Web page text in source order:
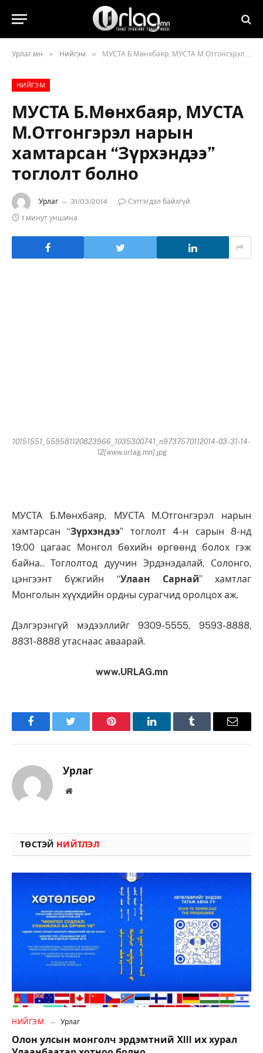
Урлаг.мн » Нийгэм » МУСТА Б.Мөнхбаяр, МУСТА М.Отгонгэрэл нарын хамтарсан “Зүрхэндээ” тоглолт болно
НИЙГЭМ
МУСТА Б.Мөнхбаяр, МУСТА
М.Отгонгэрэл нарын
хамтарсан “Зүрхэндээ”
тоглолт болно
Урлаг 31/03/2014
Сэтгэгдэл байхгүй
1 минут уншина
10151551_559581120823966_1035300741_n9737570112014-03-31-14-
12[www.urlag.mn].jpg
МУСТА Б.Мөнхбаяр, МУСТА М.Отгонгэрэл нарын
хамтарсан “Зүрхэндээ” тоглолт 4-н сарын 8-нд
19:00 цагаас Монгол бөхийн өргөөнд болох гэж
байна.. Тоглолтод дуучин Эрдэнэдалай, Солонго,
цэнгээнт бүжгийн “Улаан Сарнай” хамтлаг
Монголын хүүхдийн ордны сурагчид оролцох аж.
Дэлгэрэнгүй мэдээллийг 9309-5555, 9593-8888,
8831-8888 утаснаас аваарай.
www.URLAG.mn
FacebookTwitter Pinterest LinkedInTumblr Имэйл
Урлаг
Вэбсайт
ТӨСТЭЙ НИЙТЛЭЛ
НИЙГЭМ Урлаг
Олон улсын монголч эрдэмтний XIII их хурал